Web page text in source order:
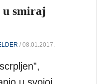
u smiraj
/ 08.01.2017.